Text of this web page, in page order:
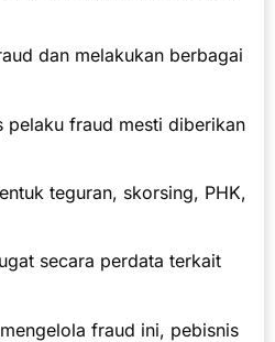
dan melakukan berbagai
pelaku fraud mesti diberikan
teguran, skorsing, PHK,
secara perdata terkait
fraud ini, pebisnis